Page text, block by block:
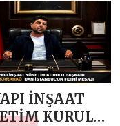
JANDARMA
187.
YIL
MESAJI
İNŞAAT
KURULU